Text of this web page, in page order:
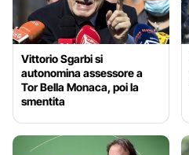
Vittorio Sgarbi si
autonomina assessore a
Tor Bella Monaca, poi la
smentita